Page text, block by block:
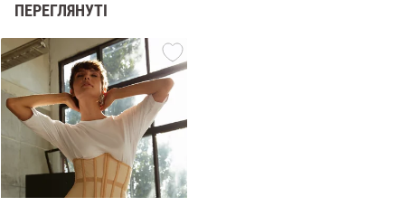
ПЕРЕГЛЯНУТІ